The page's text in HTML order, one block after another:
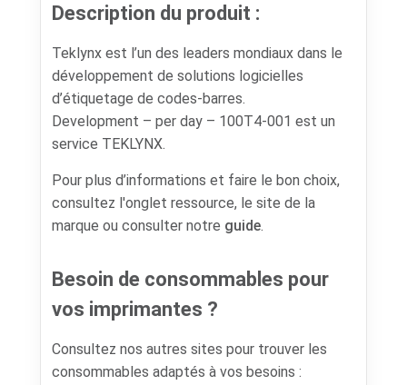
Description du produit :
Teklynx est l’un des leaders mondiaux dans le
développement de solutions logicielles
d’étiquetage de codes-barres.
Development – per day – 100T4-001 est un
service TEKLYNX.
Pour plus d’informations et faire le bon choix,
consultez l'onglet ressource, le site de la
marque ou consulter notre guide.
Besoin de consommables pour
vos imprimantes ?
Consultez nos autres sites pour trouver les
consommables adaptés à vos besoins :